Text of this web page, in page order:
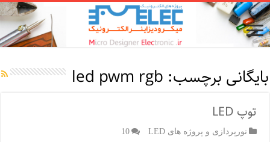
بایگانی برچسب: led pwm rgb
توپ LED
نورپردازی و پروژه های LED 10